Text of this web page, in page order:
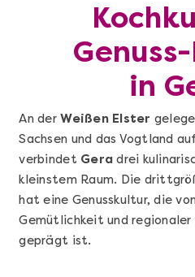
in
An derWeißen Elster
Sachsen und das Vogtland
verbindet Gera drei
kleinstem Raum. Die
hat eine Genusskultur, die
Gemütlichkeit und
geprägt ist.